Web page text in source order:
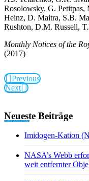
Rosolowsky, G. Petitpas,
Heinz, D. Maitra, S.B.
Rushton, D.M. Russell,
Monthly Notices of the
(2017)
Previous
Next
Neueste Beiträge
Imidogen-Kation
NASA’s Webb
weit entfernter